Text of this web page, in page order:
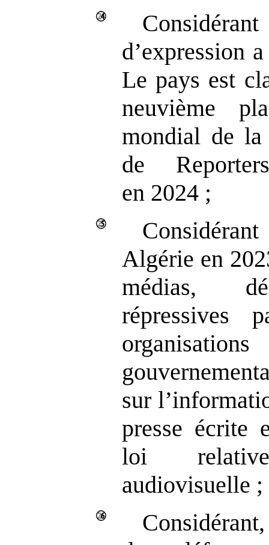
d’expression
Le pays est
neuvième
mondial de
de
en 2024 ;
Algérie en
médias,
répressives
sur
presse écrite
loi
audiovisuelle ;